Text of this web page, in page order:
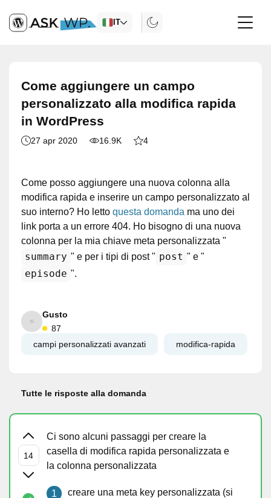
IT
Come aggiungere un campo
personalizzato alla modifica rapida
in WordPress
27 apr 2020 16.9K 4
Come posso aggiungere una nuova colonna alla
modifica rapida e inserire un campo personalizzato al
suo interno? Ho letto questa domanda ma uno dei
link porta a un errore 404. Ho bisogno di una nuova
colonna per la mia chiave meta personalizzata "
summary " e per i tipi di post " post " e "
episode ".
Gusto
87
campi personalizzati avanzati
modifica-rapida
Tutte le risposte alla domanda
Ci sono alcuni passaggi per creare la
casella di modifica rapida personalizzata e
la colonna personalizzata
creare una meta key personalizzata (si